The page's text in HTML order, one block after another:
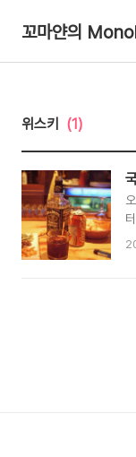
꼬마얀의
위스키 (1)